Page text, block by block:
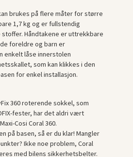
brukes på flere måter for større
1,7 kg og er fullstendig
Håndtakene er uttrekkbare
foreldre og barn er
enkelt låse innerstolen
som kan klikkes i den
for enkel installasjon.
360 roterende sokkel, som
fester, har det aldri vært
Cosi Coral 360.
på basen, så er du klar! Mangler
Ikke noe problem, Coral
med bilens sikkerhetsbelter.